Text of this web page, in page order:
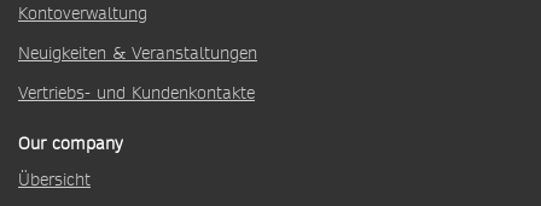
Kontoverwaltung
Neuigkeiten & Veranstaltungen
Vertriebs- und Kundenkontakte
Our company
Übersicht